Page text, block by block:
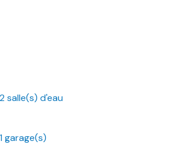
2 salle(s) d'eau
1 garage(s)